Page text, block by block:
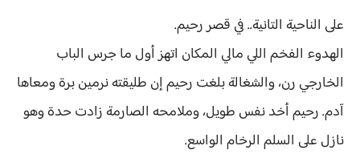
على الناحية التانية.. في قصر رحيم.
الهدوء الفخم اللي مالي المكان اتهز أول ما جرس الباب
الخارجي رن، والشغالة بلغت رحيم إن طليقته نرمين برة ومعاها
آدم. رحيم أخد نفس طويل، وملامحه الصارمة زادت حدة وهو
نازل على السلم الرخام الواسع.